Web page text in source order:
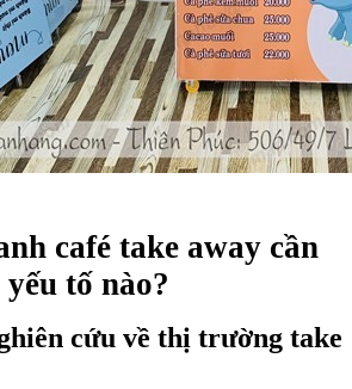
café take away cần
tố nào?
cứu về thị trường take